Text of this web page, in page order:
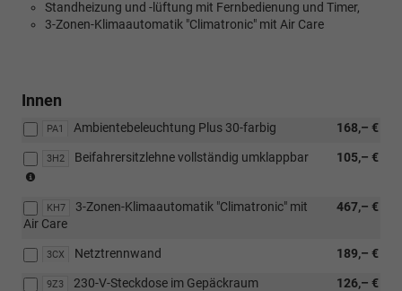
Standheizung und -lüftung mit Fernbedienung und Timer,
3-Zonen-Klimaautomatik "Climatronic" mit Air Care
Innen
PA1 168,– €
Ambientebeleuchtung Plus 30-farbig
3H2 105,– €
Beifahrersitzlehne vollständig umklappbar
Verbindung
mit:
ergoActive
Sitzpaket
KH7 467,– €
3-Zonen-Klimaautomatik "Climatronic" mit
Air Care
3CX 189,– €
Netztrennwand
9Z3 126,– €
230-V-Steckdose im Gepäckraum